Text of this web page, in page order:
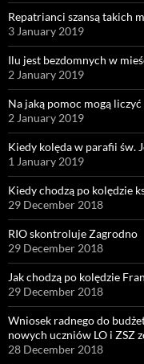
Repatrianci szansą takich
3 January 2019
Ilu jest bezdomnych w
2 January 2019
Na jaką pomoc mogą
2 January 2019
Kiedy kolęda w parafii św.
1 January 2019
Kiedy chodzą po kolędzie
29 December 2018
RIO skontroluje Zagrodno
29 December 2018
Jak chodzą po kolędzie
29 December 2018
Wniosek radnego do
nowych uczniów LO i ZSZ
28 December 2018